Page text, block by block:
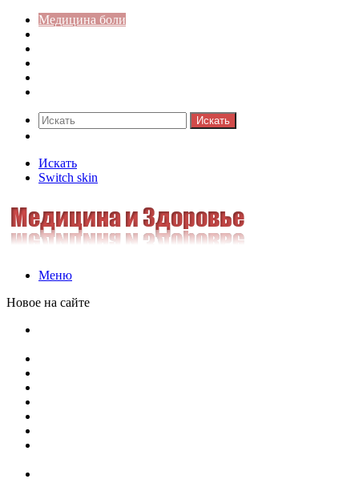
Медицина боли
Искать
Искать
Switch skin
Меню
Новое на сайте